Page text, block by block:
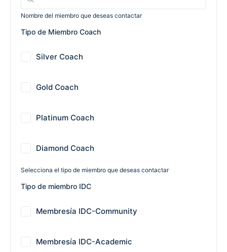
Nombre del miembro que deseas contactar
Tipo de Miembro Coach
Silver Coach
Gold Coach
Platinum Coach
Diamond Coach
Selecciona el tipo de miembro que deseas contactar
Tipo de miembro IDC
Membresía IDC-Community
Membresía IDC-Academic